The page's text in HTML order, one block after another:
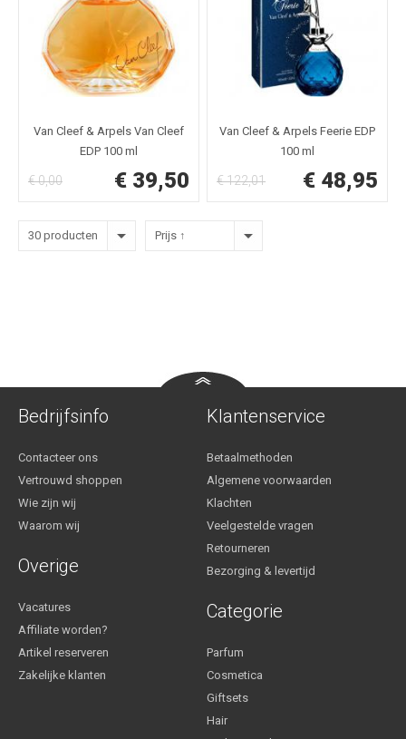
Van Cleef & Arpels Van Cleef
EDP 100 ml
€ 0,00 € 39,50
Van Cleef & Arpels Feerie EDP
100 ml
€ 122,01 € 48,95
30 producten Prijs ↑
Bedrijfsinfo
Contacteer ons
Vertrouwd shoppen
Wie zijn wij
Waarom wij
Klantenservice
Betaalmethoden
Algemene voorwaarden
Klachten
Veelgestelde vragen
Retourneren
Bezorging & levertijd
Overige
Vacatures
Affiliate worden?
Artikel reserveren
Zakelijke klanten
Categorie
Parfum
Cosmetica
Giftsets
Hair